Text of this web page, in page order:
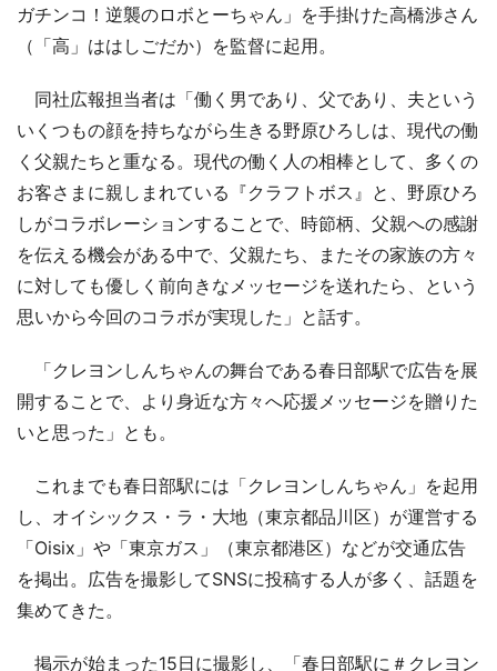
ガチンコ！逆襲のロボとーちゃん」を手掛けた高橋渉さん
（「高」ははしごだか）を監督に起用。
同社広報担当者は「働く男であり、父であり、夫という
いくつもの顔を持ちながら生きる野原ひろしは、現代の働
く父親たちと重なる。現代の働く人の相棒として、多くの
お客さまに親しまれている『クラフトボス』と、野原ひろ
しがコラボレーションすることで、時節柄、父親への感謝
を伝える機会がある中で、父親たち、またその家族の方々
に対しても優しく前向きなメッセージを送れたら、という
思いから今回のコラボが実現した」と話す。
「クレヨンしんちゃんの舞台である春日部駅で広告を展
開することで、より身近な方々へ応援メッセージを贈りた
いと思った」とも。
これまでも春日部駅には「クレヨンしんちゃん」を起用
し、オイシックス・ラ・大地（東京都品川区）が運営する
「Oisix」や「東京ガス」（東京都港区）などが交通広告
を掲出。広告を撮影してSNSに投稿する人が多く、話題を
集めてきた。
掲示が始まった15日に撮影し、「春日部駅に＃クレヨン